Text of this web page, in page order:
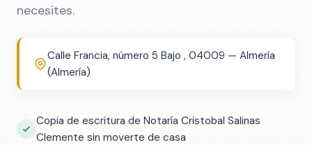
necesites.
Calle Francia, número 5 Bajo , 04009 — Almería
(Almería)
Copia de escritura de Notaría Cristobal Salinas
Clemente sin moverte de casa